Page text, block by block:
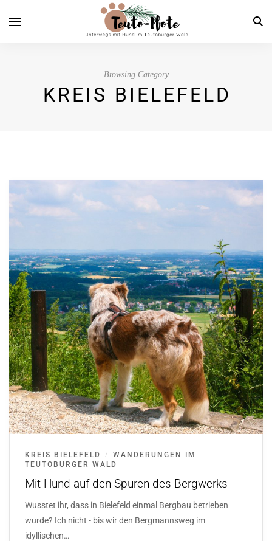
Browsing Category
KREIS BIELEFELD
KREIS BIELEFELD /
WANDERUNGEN IM
TEUTOBURGER WALD
Mit Hund auf den Spuren des Bergwerks
Wusstet ihr, dass in Bielefeld einmal Bergbau betrieben
wurde? Ich nicht - bis wir den Bergmannsweg im
idyllischen…